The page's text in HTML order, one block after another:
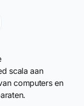
scala aan
computers en